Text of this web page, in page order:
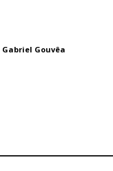
Gabriel Gouvêa